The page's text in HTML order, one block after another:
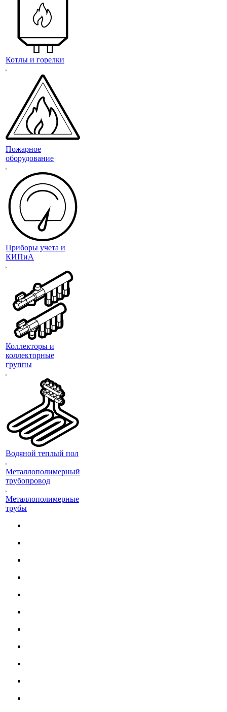
Котлы и горелки
Пожарное
оборудование
Приборы учета и
КИПиА
Коллекторы и
коллекторные
группы
Водяной теплый пол
Металлополимерный
трубопровод
Металлополимерные
трубы